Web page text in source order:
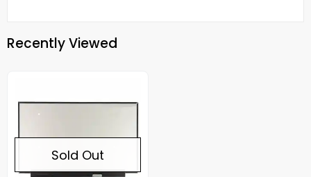
Recently Viewed
Sold Out